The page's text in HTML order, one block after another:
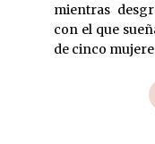
mientras
con el que
de cinco